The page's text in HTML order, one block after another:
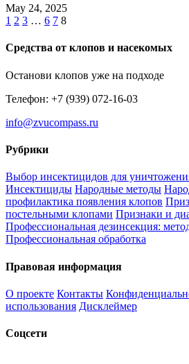
May 24, 2025
1 2 3 … 6 7 8
Средства от клопов и насекомых
Останови клопов уже на подходе
Телефон: +7 (939) 072-16-03
info@zvucompass.ru
Рубрики
Выбор инсектицидов для
Инсектициды Народные методы
профилактика появления клопов
постельными клопами Признаки и
Профессиональная дезинсекция:
Профессиональная обработка
Правовая информация
О проекте Контакты
использования Дисклеймер
Соцсети